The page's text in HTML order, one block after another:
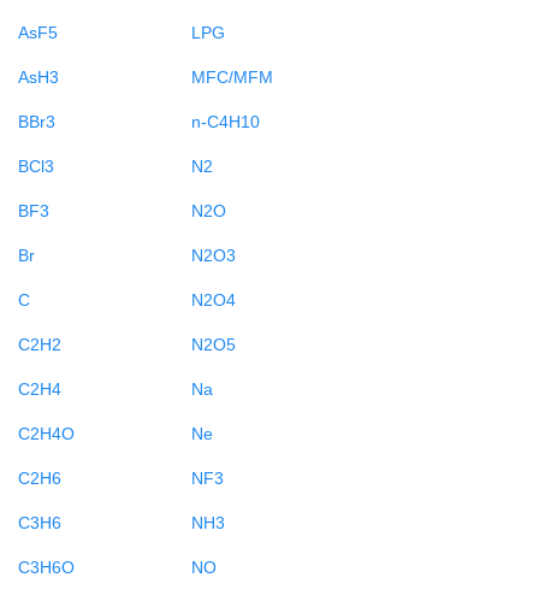
AsF5
AsH3
BBr3
BCl3
BF3
Br
C
C2H2
C2H4
C2H4O
C2H6
C3H6
C3H6O
LPG
MFC/MFM
n-C4H10
N2
N2O
N2O3
N2O4
N2O5
Na
Ne
NF3
NH3
NO